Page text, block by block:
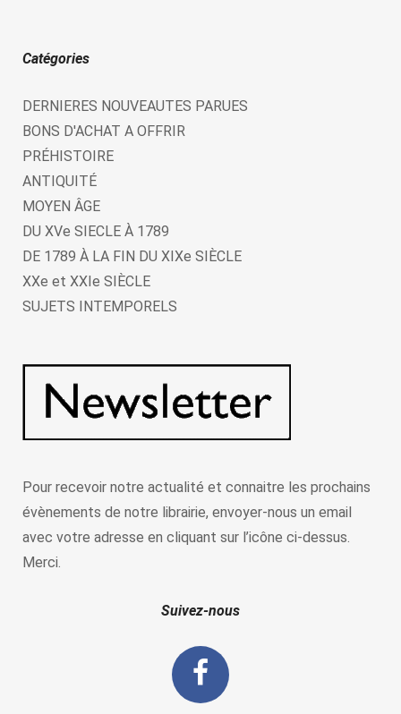
Catégories
DERNIERES NOUVEAUTES PARUES
BONS D'ACHAT A OFFRIR
PRÉHISTOIRE
ANTIQUITÉ
MOYEN ÂGE
DU XVe SIECLE À 1789
DE 1789 À LA FIN DU XIXe SIÈCLE
XXe et XXIe SIÈCLE
SUJETS INTEMPORELS
Pour recevoir notre actualité et connaitre les prochains
évènements de notre librairie, envoyer-nous un email
avec votre adresse en cliquant sur l’icône ci-dessus.
Merci.
Suivez-nous